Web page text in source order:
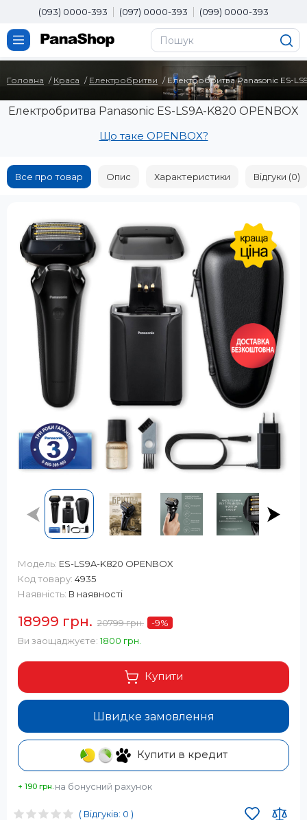
(093) 0000-393 (097) 0000-393 (099) 0000-393
Головна Краса Електробритви Електробритва Panasonic ES-
Електробритва Panasonic ES-LS9A-K820 OPENBOX
Що таке OPENBOX?
Все про товар Опис Характеристики Відгуки (0)
( Відгуків: 0 )
Модель: ES-LS9A-K820 OPENBOX
Код товару: 4935
Наявність: В наявності
18999 грн. 20799 грн. -9%
Ви заощаджуєте:1800 грн.
Швидке замовлення
Купити
Купити в кредит
+ 190 грн. на бонусний рахунок